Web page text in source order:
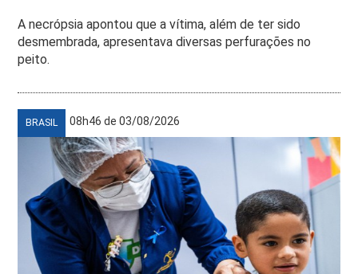
A necrópsia apontou que a vítima, além de ter sido
desmembrada, apresentava diversas perfurações no
peito.
BRASIL 08h46 de 03/08/2026